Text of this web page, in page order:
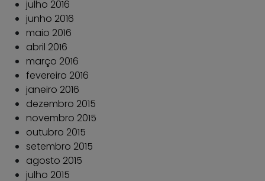
julho 2016
junho 2016
maio 2016
abril 2016
março 2016
fevereiro 2016
janeiro 2016
dezembro 2015
novembro 2015
outubro 2015
setembro 2015
agosto 2015
julho 2015